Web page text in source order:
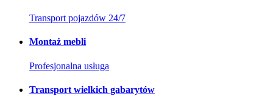
Transport pojazdów 24/7
Montaż mebli
Profesjonalna usługa
Transport wielkich gabarytów